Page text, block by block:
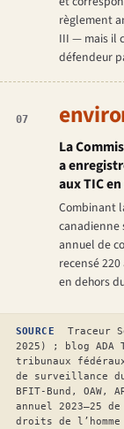
règlement
III — mais il
défendeur
07
La
a
aux TIC
Combinant
canadienne
annuel de
recensé
en dehors
SOURCE
Traceur
2025) ; blog
tribunaux
de surveillance du
BFIT-Bund, OAW,
annuel 2023–25
droits de